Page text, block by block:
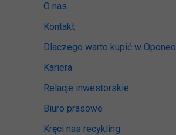
O nas
Kontakt
Dlaczego warto kupić w Oponeo
Kariera
Relacje inwestorskie
Biuro prasowe
Kręci nas recykling